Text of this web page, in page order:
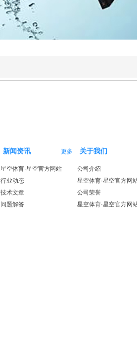
新闻资讯 更多
星空体育·星空官方网站
行业动态
技术文章
问题解答
关于我们
公司介绍
星空体育·星空官方网
公司荣誉